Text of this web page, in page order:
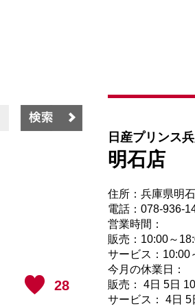
28
日産プリンス
明石店
住所：兵庫県明
電話：078-936-
営業時間：
販売：10:00～
サービス：10:00
今月の休業日：
販売： 4日 5日
サービス： 4日